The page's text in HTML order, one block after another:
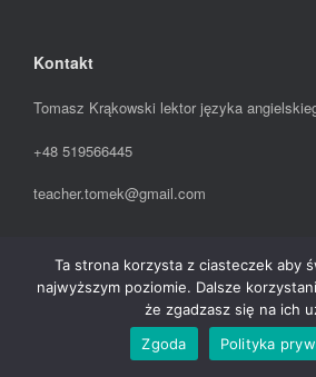
Kontakt
Tomasz Krąkowski lektor języka
+48 519566445
teacher.tomek@gmail.com
ASiteOriginTheme
Ta strona korzysta z ciasteczek aby
najwyższym poziomie. Dalsze
że zgadzasz się na ich
Zgoda
Polityka